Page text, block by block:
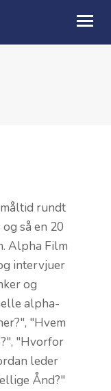
rundt
så en 20
Alpha Film
intervjuer
og
alpha-
"Hvem
"Hvorfor
leder
Ånd?"